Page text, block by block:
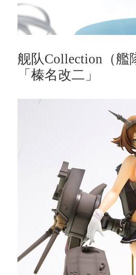
舰队Collection（
「榛名改二」